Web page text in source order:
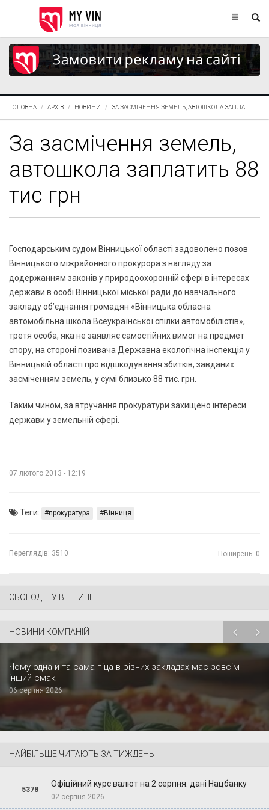
ГОЛОВНА АРХІВ НОВИНИ ЗА ЗАСМІЧЕННЯ ЗЕМЕЛЬ, АВТОШКОЛА ЗАПЛА...
За засмічення земель,
автошкола заплатить 88
тис грн
Господарським судом Вінницької області задоволено позов
Вінницького міжрайонного прокурора з нагляду за
додержанням законів у природоохоронній сфері в інтересах
держави в особі Вінницької міської ради до навчального
закладу об’єднання громадян «Вінницька обласна
автомобільна школа Всеукраїнської спілки автомобілістів»,
третя особа, яка не заявляє самостійних вимог на предмет
спору, на стороні позивача Державна екологічна інспекція у
Вінницькій області про відшкодування збитків, завданих
засміченням земель, у сумі близько 88 тис. грн.
Таким чином, за втручання прокуратури захищено інтереси
держави у земельній сфері.
07 лютого 2013 - 12:19
Теги: прокуратура Вінниця
Переглядів: 3510 Поширень: 0
СЬОГОДНІ У ВІННИЦІ
НОВИНИ КОМПАНІЙ
Чому одна й та сама піца в різних закладах має зовсім
інший смак
06 серпня 2026
НАЙБІЛЬШЕ ЧИТАЮТЬ ЗА ТИЖДЕНЬ
5378
Офіційний курс валют на 2 серпня: дані Нацбанку
02 серпня 2026